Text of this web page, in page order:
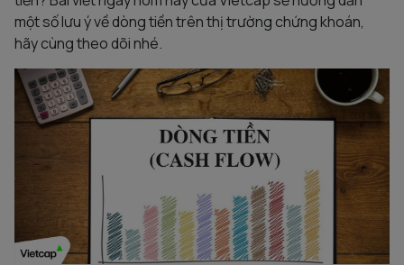
một số lưu ý về dòng tiền trên thị trường chứng khoán,
hãy cùng theo dõi nhé.